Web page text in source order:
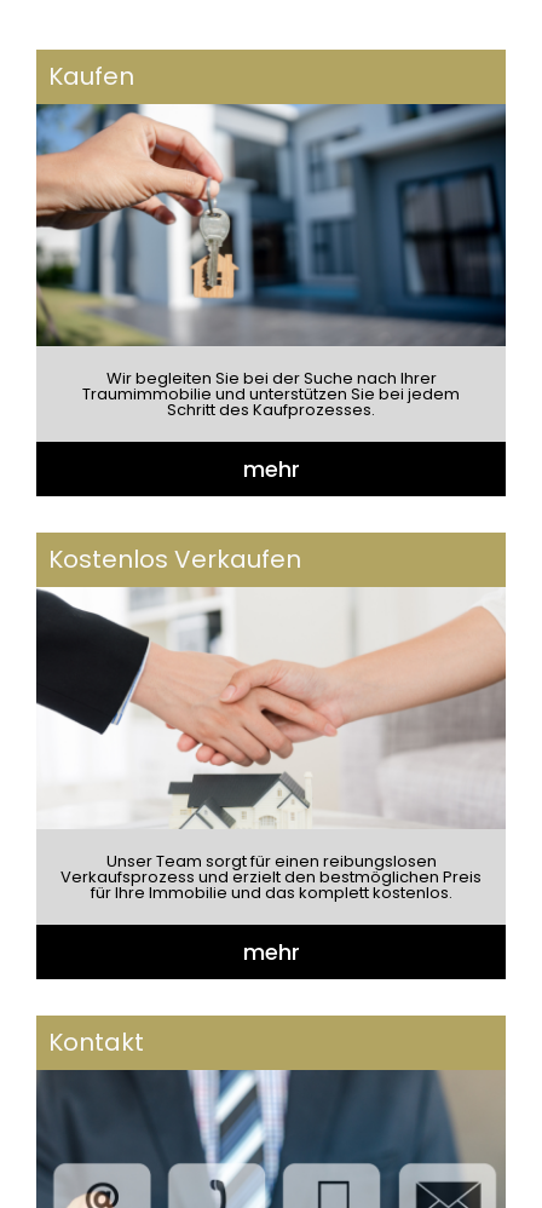
Kaufen
Wir begleiten Sie bei der Suche nach Ihrer
Traumimmobilie und unterstützen Sie bei jedem
Schritt des Kaufprozesses.
mehr
Kostenlos Verkaufen
Unser Team sorgt für einen reibungslosen
Verkaufsprozess und erzielt den bestmöglichen Preis
für Ihre Immobilie und das komplett kostenlos.
mehr
Kontakt